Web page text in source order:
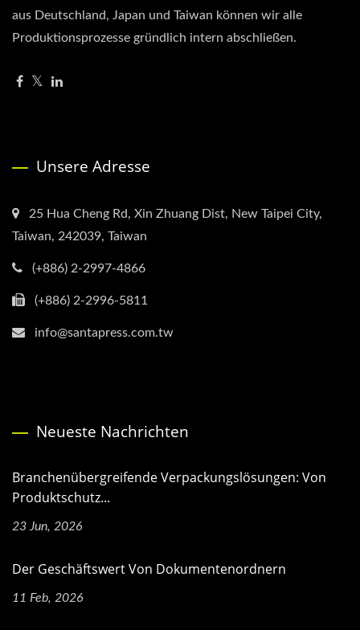
aus Deutschland, Japan und Taiwan können wir alle
Produktionsprozesse gründlich intern abschließen.
Unsere Adresse
25 Hua Cheng Rd, Xin Zhuang Dist, New Taipei City,
Taiwan, 242039, Taiwan
(+886) 2-2997-4866
(+886) 2-2996-5811
info@santapress.com.tw
Neueste Nachrichten
Branchenübergreifende Verpackungslösungen: Von
Produktschutz...
23 Jun, 2026
Der Geschäftswert Von Dokumentenordnern
11 Feb, 2026